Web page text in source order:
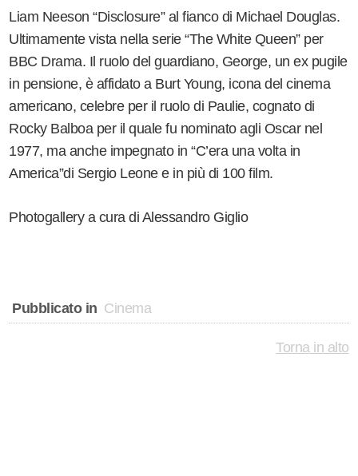
Liam Neeson “Disclosure” al fianco di Michael Douglas.
Ultimamente vista nella serie “The White Queen” per
BBC Drama. Il ruolo del guardiano, George, un ex pugile
in pensione, è affidato a Burt Young, icona del cinema
americano, celebre per il ruolo di Paulie, cognato di
Rocky Balboa per il quale fu nominato agli Oscar nel
1977, ma anche impegnato in “C’era una volta in
America”di Sergio Leone e in più di 100 film.
Photogallery a cura di Alessandro Giglio
Pubblicato in Cinema
Torna in alto